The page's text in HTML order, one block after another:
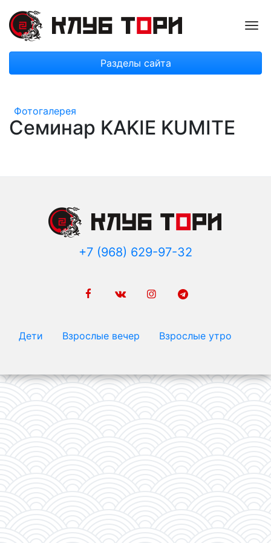
Разделы сайта
Фотогалерея
Семинар KAKIE KUMITE
+7 (968) 629-97-32
Дети Взрослые вечер Взрослые утро